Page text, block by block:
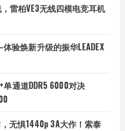
雷柏VE3无线四模电竞耳机
焕新升级的振华LEADEX
通道DDR5 6000对决
无惧1440p 3A大作！索泰